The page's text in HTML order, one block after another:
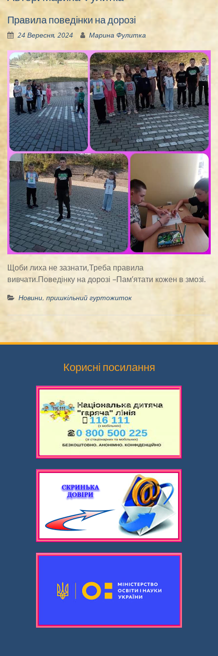
Правила поведінки на дорозі
24 Вересня, 2024 Марина Фулитка
Щоби лиха не зазнати,Треба правила
вивчати.Поведінку на дорозі –Пам’ятати кожен в змозі.
Новини, пришкільний гуртожиток
Корисні посилання